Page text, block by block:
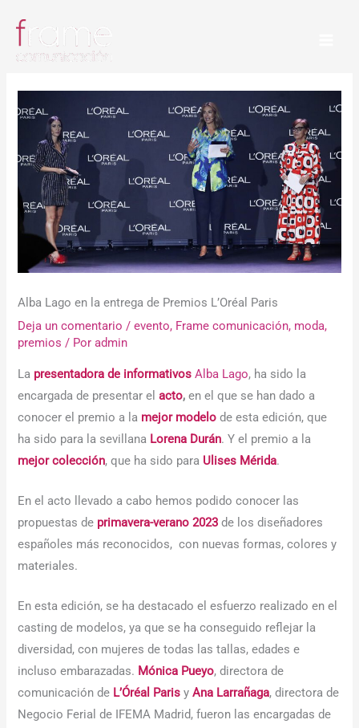
contenido
Alba Lago en la entrega de Premios L’Oréal Paris
Deja un comentario /evento, Frame comunicación, moda,
premios / Poradmin
La presentadora de informativos Alba Lago, ha sido la
encargada de presentar elacto, en el que se han dado a
conocer el premio a la mejor modelo de esta edición, que
ha sido para la sevillana Lorena Durán. Y el premio a la
mejor colección, que ha sido para Ulises Mérida.
En el acto llevado a cabo hemos podido conocer las
propuestas de primavera-verano 2023 de los diseñadores
españoles más reconocidos, con nuevas formas, colores y
materiales.
En esta edición, se ha destacado el esfuerzo realizado en el
casting de modelos, ya que se ha conseguido reflejar la
diversidad, con mujeres de todas las tallas, edades e
incluso embarazadas. Mónica Pueyo, directora de
comunicación de L’Óréal Paris yAna Larrañaga, directora de
Negocio Ferial de IFEMA Madrid, fueron las encargadas de